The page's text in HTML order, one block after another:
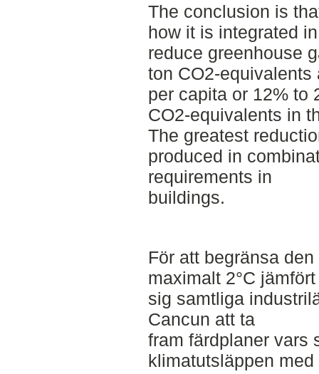
The conclusion is
how it is integrated
reduce greenhouse
ton CO2-
per capita or 12% to
CO2-equivalents in
The greatest
produced in
requirements in
buildings.
För att begränsa
maximalt 2°C
sig samtliga
Cancun att ta
fram färdplaner vars
klimatutsläppen